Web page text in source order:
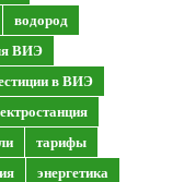
водород
ВИЭ
в ВИЭ
тарифы
энергетика